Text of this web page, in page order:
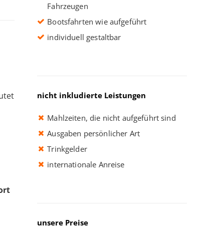
Fahrzeugen
Bootsfahrten wie aufgeführt
individuell gestaltbar
nicht inkludierte Leistungen
Mahlzeiten, die nicht aufgeführt sind
Ausgaben persönlicher Art
Trinkgelder
internationale Anreise
unsere Preise